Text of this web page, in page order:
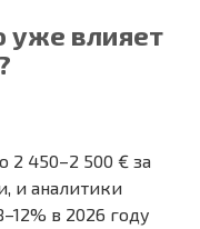
уже влияет
2 450–2 500 € за
и аналитики
в 2026 году